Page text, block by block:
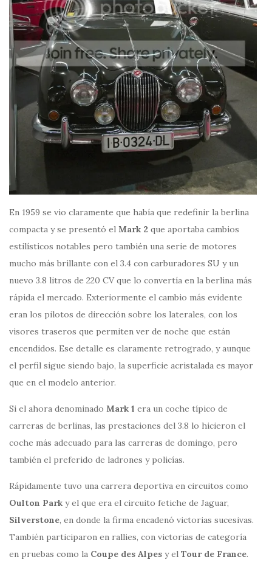
En 1959 se vio claramente que había que redefinir la berlina
compacta y se presentó el Mark 2 que aportaba cambios
estilísticos notables pero también una serie de motores
mucho más brillante con el 3.4 con carburadores SU y un
nuevo 3.8 litros de 220 CV que lo convertía en la berlina más
rápida el mercado. Exteriormente el cambio más evidente
eran los pilotos de dirección sobre los laterales, con los
visores traseros que permiten ver de noche que están
encendidos. Ese detalle es claramente retrogrado, y aunque
el perfil sigue siendo bajo, la superficie acristalada es mayor
que en el modelo anterior.
Si el ahora denominado Mark 1 era un coche típico de
carreras de berlinas, las prestaciones del 3.8 lo hicieron el
coche más adecuado para las carreras de domingo, pero
también el preferido de ladrones y policías.
Rápidamente tuvo una carrera deportiva en circuitos como
Oulton Park y el que era el circuito fetiche de Jaguar,
Silverstone, en donde la firma encadenó victorias sucesivas.
También participaron en rallies, con victorias de categoría
en pruebas como la Coupe des Alpes y el Tour de France.